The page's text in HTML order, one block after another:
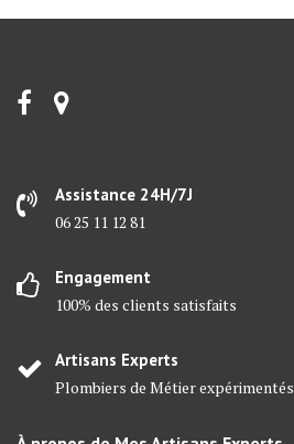
Assistance 24H/7J
06 25 11 12 81
Engagement
100% des clients satisfaits
Artisans Experts
Plombiers de Métier expérimentés